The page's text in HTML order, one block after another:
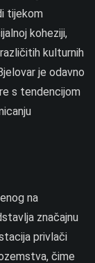
tijekom
koheziji,
kulturnih
je odavno
s tendencijom
na
značajnu
privlači
čime